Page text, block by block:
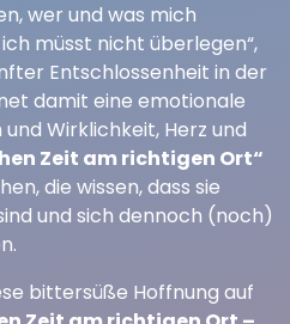
wer und was mich
müsst nicht überlegen“,
Entschlossenheit in der
damit eine emotionale
Wirklichkeit, Herz und
Zeit am richtigen Ort“
die wissen, dass sie
und sich dennoch (noch)
bittersüße Hoffnung auf